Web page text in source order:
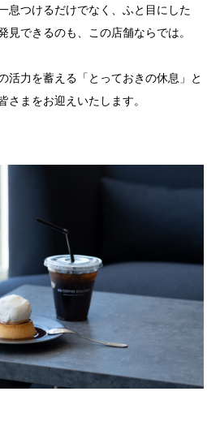
息つけるだけでなく、ふと目にした
できるのも、この店舗ならでは。
活力を蓄える「とっておきの休息」と
まをお迎えいたします。